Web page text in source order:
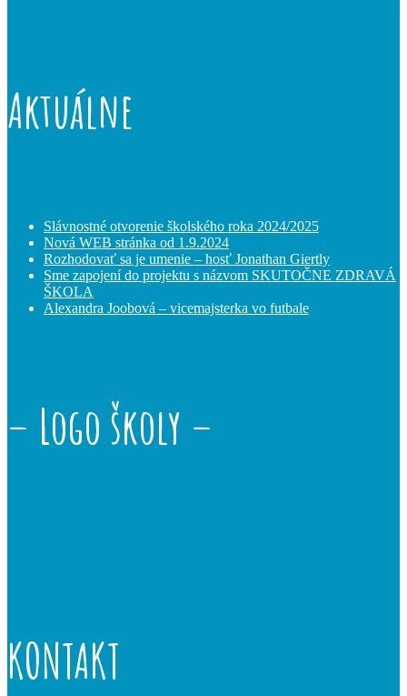
Aktuálne
Slávnostné otvorenie školského roka 2024/2025
Nová WEB stránka od 1.9.2024
Rozhodovať sa je umenie – hosť Jonathan Giertly
Sme zapojení do projektu s názvom SKUTOČNE ZDRAVÁ
ŠKOLA
Alexandra Joobová – vicemajsterka vo futbale
– Logo školy –
KONTAKT